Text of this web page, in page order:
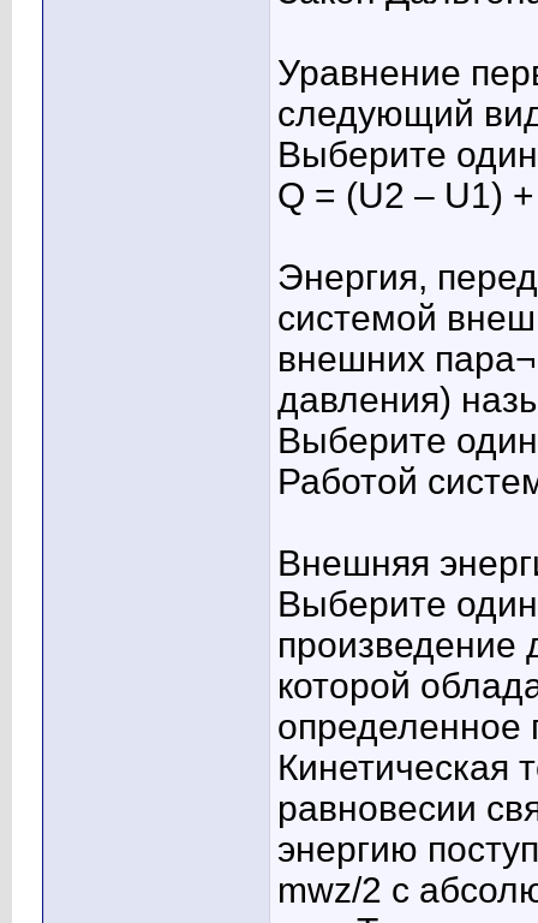
Уравнение
следующий
Выберите
Q = (U2 – U1)
Энергия,
системой
внешних
давления)
Выберите
Работой
Внешняя
Выберите
произведение
которой
определенное
Кинетическая
равновесии
энергию
mwz/2 с